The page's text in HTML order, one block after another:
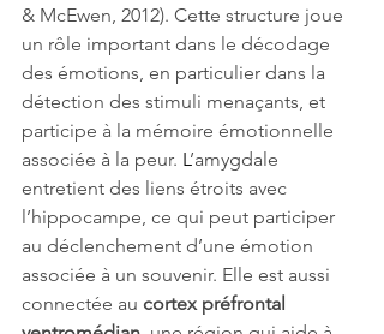
& McEwen, 2012). Cette structure joue
un rôle important dans le décodage
des émotions, en particulier dans la
détection des stimuli menaçants, et
participe à la mémoire émotionnelle
associée à la peur. L’amygdale
entretient des liens étroits avec
l’hippocampe, ce qui peut participer
au déclenchement d’une émotion
associée à un souvenir. Elle est aussi
connectée au cortex préfrontal